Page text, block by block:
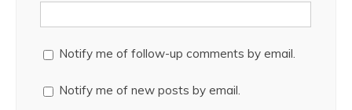
Notify me of follow-up comments by email.
Notify me of new posts by email.